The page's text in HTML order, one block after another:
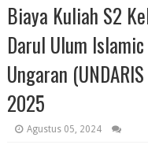
Biaya Kuliah S2
Darul Ulum
Ungaran
2025
Agustus 05, 2024